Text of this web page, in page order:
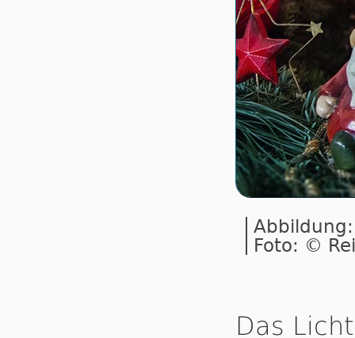
Foto: ©
Das